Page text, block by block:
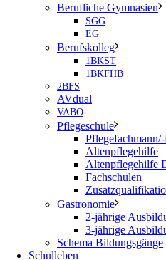
Berufliche Gymnasien
SGG
EG
Berufskolleg
1BKST
1BKFHB
2BFS
AVdual
VABO
Pflegeschule
Altenpflegehilfe
Altenpflegehilfe
Fachschulen
Gastronomie
2-jährige
3-jährige
Schema Bildungsgänge
Schulleben